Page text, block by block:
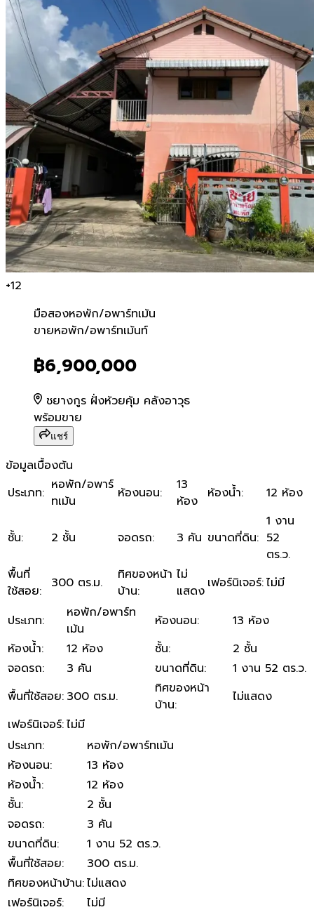
+12
มือสองหอพัก/อพาร์ทเม้น
ขายหอพัก/อพาร์ทเม้นท์
ขายหอพัก/อพาร์ทเม้นท์
฿6,900,000
ชยางกูร ฝั่งห้วยคุ้ม คลังอาวุธ
พร้อมขาย
แชร์
ข้อมูลเบื้องต้น
ประเภท: หอพัก/อพาร์
ทเม้น
ห้องนอน:
13
ห้อง
ห้องน้ำ: 12 ห้อง
ชั้น: 2 ชั้น จอดรถ: 3 คัน ขนาดที่ดิน:
1 งาน
52
ตร.ว.
พื้นที่
ใช้สอย: 300 ตร.ม.
ทิศของหน้า
บ้าน:
ไม่
แสดง เฟอร์นิเจอร์:ไม่มี
ประเภท:
หอพัก/อพาร์ท
เม้น
ห้องนอน:
13 ห้อง
ห้องน้ำ: 12 ห้อง ชั้น:
2 ชั้น
จอดรถ: 3 คัน ขนาดที่ดิน:
1 งาน 52 ตร.ว.
พื้นที่ใช้สอย: 300 ตร.ม.
ทิศของหน้า
บ้าน:
ไม่แสดง
เฟอร์นิเจอร์:ไม่มี
ประเภท:
หอพัก/อพาร์ทเม้น
ห้องนอน:
13 ห้อง
ห้องน้ำ:
12 ห้อง
ชั้น:
2 ชั้น
จอดรถ:
3 คัน
ขนาดที่ดิน:
1 งาน 52 ตร.ว.
พื้นที่ใช้สอย:
300 ตร.ม.
ทิศของหน้าบ้าน:ไม่แสดง
เฟอร์นิเจอร์:
ไม่มี